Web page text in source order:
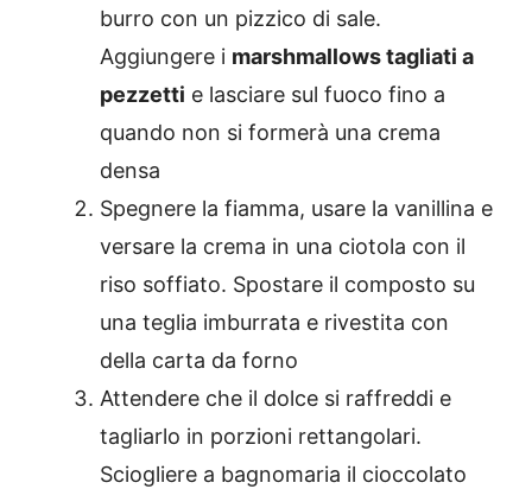
burro con un pizzico di sale.
Aggiungere i marshmallows tagliati a
pezzetti e lasciare sul fuoco fino a
quando non si formerà una crema
densa
Spegnere la fiamma, usare la vanillina e
versare la crema in una ciotola con il
riso soffiato. Spostare il composto su
una teglia imburrata e rivestita con
della carta da forno
Attendere che il dolce si raffreddi e
tagliarlo in porzioni rettangolari.
Sciogliere a bagnomaria il cioccolato